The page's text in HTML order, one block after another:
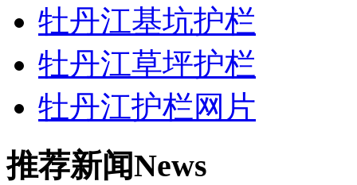
牡丹江基坑护栏
牡丹江草坪护栏
牡丹江护栏网片
推荐新闻News